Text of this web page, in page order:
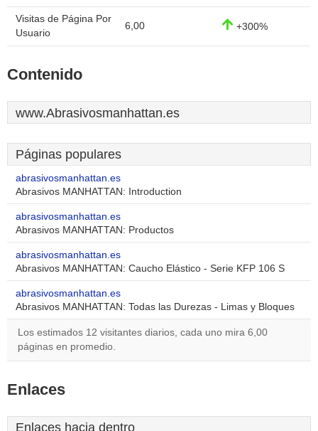
Visitas de Página Por
Usuario
6,00 +300%
Contenido
www.Abrasivosmanhattan.es
Páginas populares
abrasivosmanhattan.es
Abrasivos MANHATTAN: Introduction
abrasivosmanhattan.es
Abrasivos MANHATTAN: Productos
abrasivosmanhattan.es
Abrasivos MANHATTAN: Caucho Elástico - Serie KFP 106 S
abrasivosmanhattan.es
Abrasivos MANHATTAN: Todas las Durezas - Limas y Bloques
Los estimados 12 visitantes diarios, cada uno mira 6,00
páginas en promedio.
Enlaces
Enlaces hacia dentro